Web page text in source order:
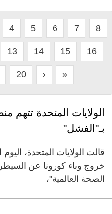
4 5 6 7 8
13 14 15 16
20 › »
الولايات المتحدة تتهم
بـ"الفشل"
قالت الولايات المتحدة،
خروج وباء كورونا عن
الصحة العالمية"،